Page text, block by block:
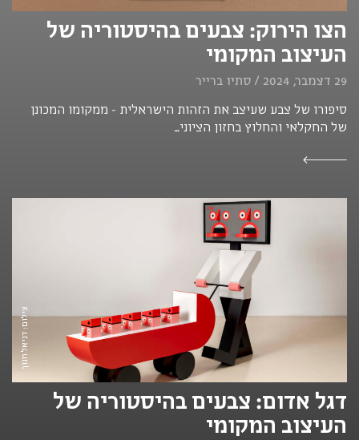
הצו הירוק: צבעים בהיסטוריה של
העיצוב המקומי
29 דצמבר, 2024 / סתיו ברייר
סיפורו של צבע שעיצב את הזהות הישראלית - ממקומו המכונן
של החקלאי והחלוץ בחזון הציוני...
צילום: דניאל חנוך
דגל אדום: צבעים בהיסטוריה של
העיצוב המקומי